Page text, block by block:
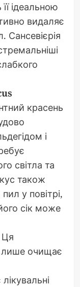
ідеальною
видаляє
Сансевієрія
красень
і
світла та
також
у повітрі,
сік може
лише очищає